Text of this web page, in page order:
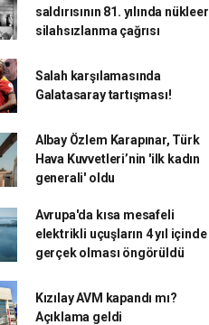
saldırısının 81. yılında nükleer
silahsızlanma çağrısı
Salah karşılamasında
Galatasaray tartışması!
Albay Özlem Karapınar, Türk
Hava Kuvvetleri’nin 'ilk kadın
generali' oldu
Avrupa'da kısa mesafeli
elektrikli uçuşların 4 yıl içinde
gerçek olması öngörüldü
Kızılay AVM kapandı mı?
Açıklama geldi